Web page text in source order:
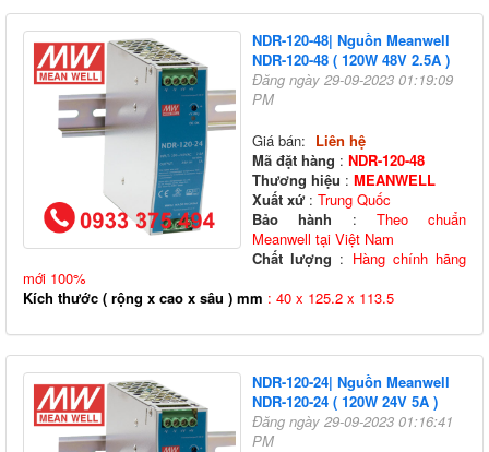
NDR-120-48| Nguồn Meanwell
NDR-120-48 ( 120W 48V 2.5A )
Đăng ngày 29-09-2023 01:19:09
PM
Giá bán: Liên hệ
Mã đặt hàng : NDR-120-48
Thương hiệu : MEANWELL
Xuất xứ: Trung Quốc
Bảo hành : Theo chuẩn
Meanwell tại Việt Nam
Chất lượng : Hàng chính hãng
mới 100%
Kích thước ( rộng x cao x sâu ) mm : 40 x 125.2 x 113.5
NDR-120-24| Nguồn Meanwell
NDR-120-24 ( 120W 24V 5A )
Đăng ngày 29-09-2023 01:16:41
PM